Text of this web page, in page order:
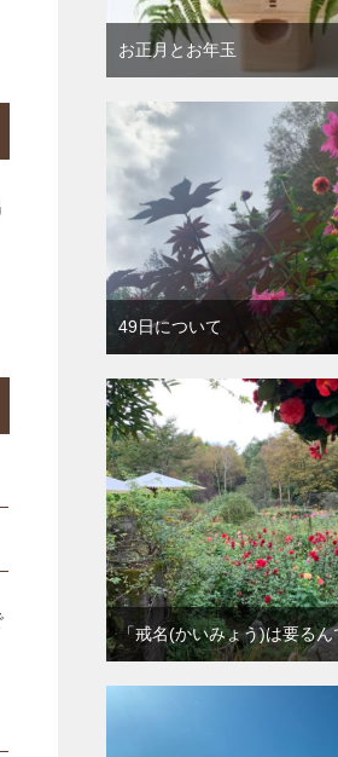
お正月とお年玉
49日について
「戒名(かいみょう)は要る